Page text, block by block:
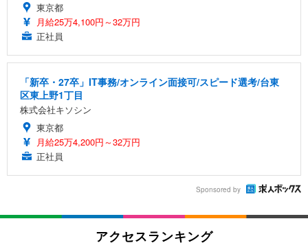
東京都
月給25万4,100円～32万円
正社員
「新卒・27卒」IT事務/オンライン面接可/スピード選考/台東
区東上野1丁目
株式会社キソシン
東京都
月給25万4,200円～32万円
正社員
Sponsored by
アクセスランキング